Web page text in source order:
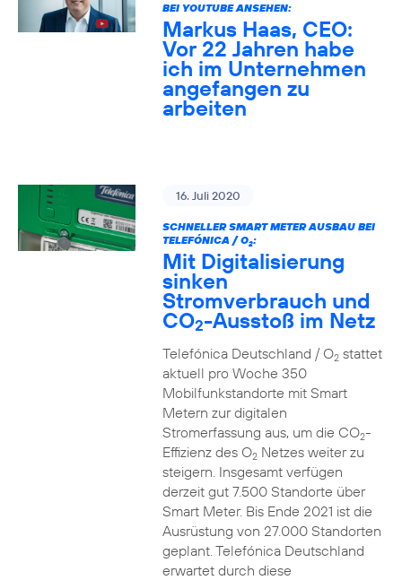
BEI YOUTUBE ANSEHEN:
Markus Haas, CEO:
Vor 22 Jahren habe
ich im Unternehmen
angefangen zu
arbeiten
16. Juli 2020
SCHNELLER SMART METER AUSBAU BEI
TELEFÓNICA / O2:
Mit Digitalisierung
sinken
Stromverbrauch und
CO2-Ausstoß im Netz
Telefónica Deutschland / O2stattet
aktuell pro Woche 350
Mobilfunkstandorte mit Smart
Metern zur digitalen
Stromerfassung aus, um die CO2-
Effizienz des O2Netzes weiter zu
steigern. Insgesamt verfügen
derzeit gut 7.500 Standorte über
Smart Meter. Bis Ende 2021 ist die
Ausrüstung von 27.000 Standorten
geplant. Telefónica Deutschland
erwartet durch diese